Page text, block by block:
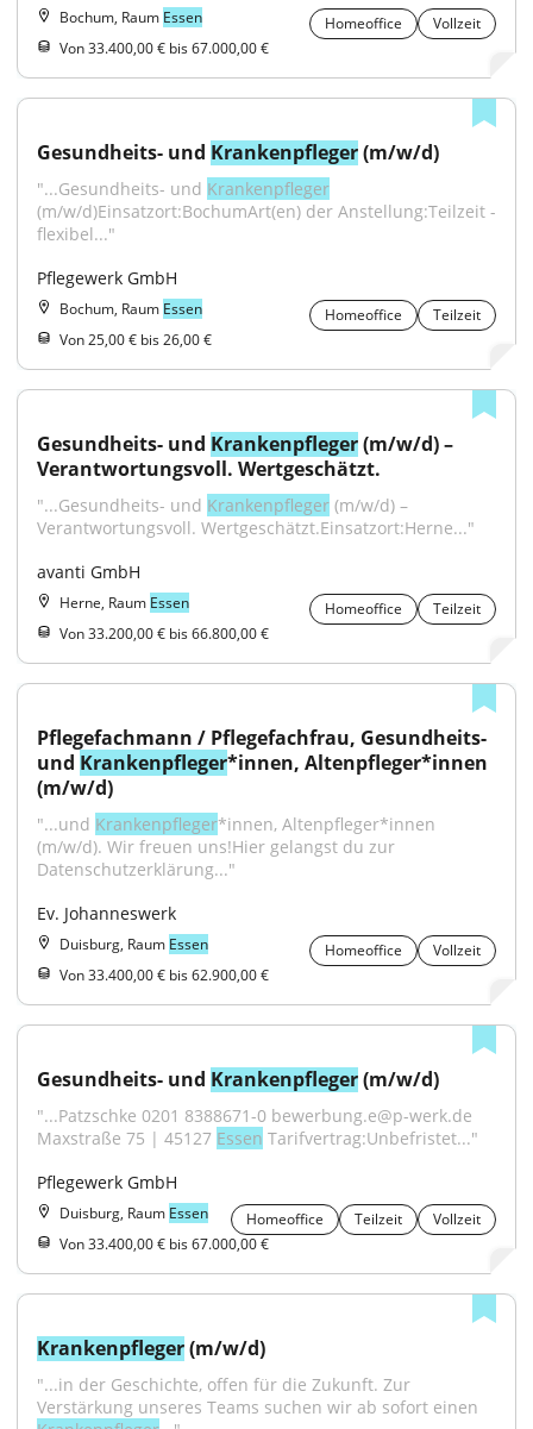
Bochum, Raum Essen Homeoffice
Vollzeit
Von 33.400,00 € bis 67.000,00 €
Gesundheits- und Krankenpfleger (m/w/d)
"...Gesundheits- und Krankenpfleger
(m/w/d)Einsatzort:BochumArt(en) der Anstellung:Teilzeit -
flexibel..."
Pflegewerk GmbH
Bochum, Raum Essen Homeoffice
Teilzeit
Von 25,00 € bis 26,00 €
Gesundheits- und Krankenpfleger (m/w/d) –
Verantwortungsvoll. Wertgeschätzt.
"...Gesundheits- und Krankenpfleger (m/w/d) –
Verantwortungsvoll. Wertgeschätzt.Einsatzort:Herne..."
avanti GmbH
Herne, Raum Essen Homeoffice
Teilzeit
Von 33.200,00 € bis 66.800,00 €
Pflegefachmann / Pflegefachfrau, Gesundheits-
und Krankenpfleger*innen, Altenpfleger*innen
(m/w/d)
"...und Krankenpfleger*innen, Altenpfleger*innen
(m/w/d). Wir freuen uns!Hier gelangst du zur
Datenschutzerklärung..."
Ev. Johanneswerk
Duisburg, Raum Essen Homeoffice
Vollzeit
Von 33.400,00 € bis 62.900,00 €
Gesundheits- und Krankenpfleger (m/w/d)
"...Patzschke 0201 8388671-0 bewerbung.e@p-werk.de
Maxstraße 75 | 45127 Essen Tarifvertrag:Unbefristet..."
Pflegewerk GmbH
Duisburg, Raum Essen Homeoffice Teilzeit
Vollzeit
Von 33.400,00 € bis 67.000,00 €
Krankenpfleger (m/w/d)
"...in der Geschichte, offen für die Zukunft. Zur